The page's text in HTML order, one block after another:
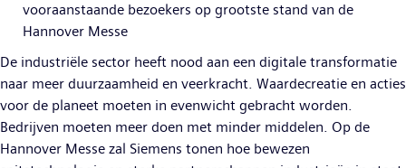
vooraanstaande bezoekers op grootste stand van de
Hannover Messe
De industriële sector heeft nood aan een digitale transformatie
naar meer duurzaamheid en veerkracht. Waardecreatie en acties
voor de planeet moeten in evenwicht gebracht worden.
Bedrijven moeten meer doen met minder middelen. Op de
Hannover Messe zal Siemens tonen hoe bewezen